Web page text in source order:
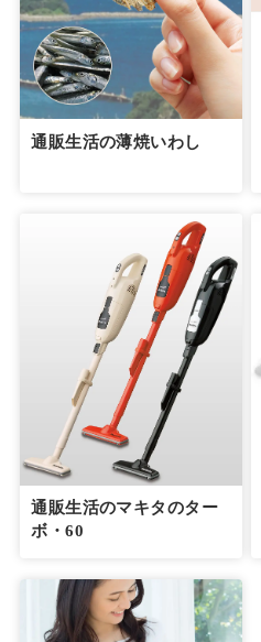
通販生活の薄焼いわし
通販生活のマキタのター
ボ・60